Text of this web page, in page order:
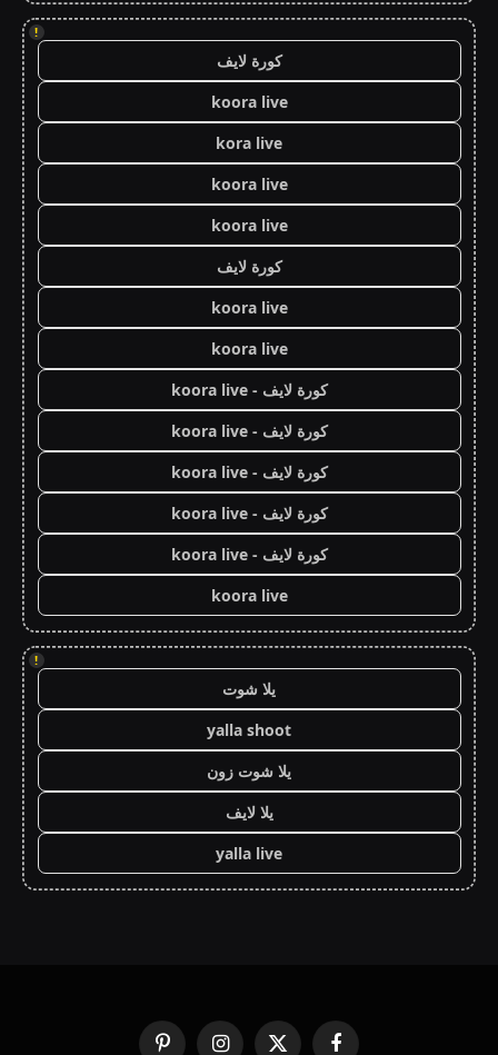
!
كورة لايف
koora live
kora live
koora live
koora live
كورة لايف
koora live
koora live
كورة لايف - koora live
كورة لايف - koora live
كورة لايف - koora live
كورة لايف - koora live
كورة لايف - koora live
koora live
!
يلا شوت
yalla shoot
يلا شوت زون
يلا لايف
yalla live